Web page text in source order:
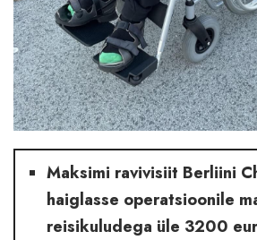
Maksimi ravivisiit Berliini
haiglasse operatsioonile
reisikuludega üle 3200